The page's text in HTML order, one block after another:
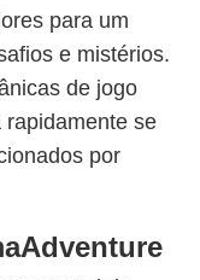
para um
e mistérios.
de jogo
rapidamente se
por